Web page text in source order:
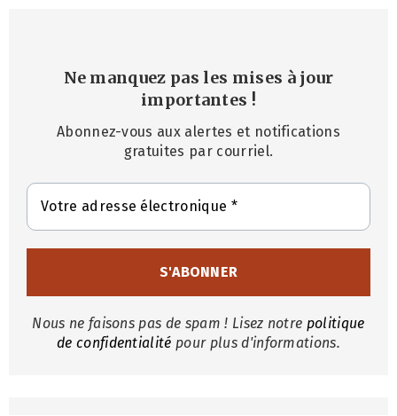
Ne manquez pas les mises à jour
importantes !
Abonnez-vous aux alertes et notifications
gratuites par courriel.
Nous ne faisons pas de spam ! Lisez notre politique
de confidentialité pour plus d'informations.